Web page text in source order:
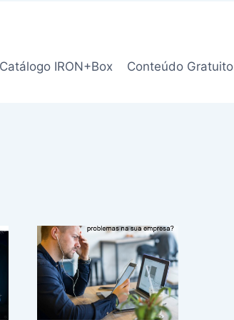
Catálogo IRON+Box Conteúdo Gratuito